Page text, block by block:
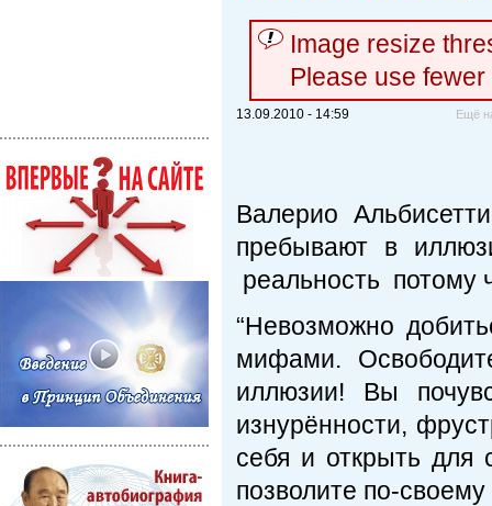
Image resize
Please use
13.09.2010 - 14:59 Ещё
Валерио
пребывают в
реальность
“Невозможно
мифами.
иллюзии! Вы
изнурённости,
себя и открыть для
позволите по-